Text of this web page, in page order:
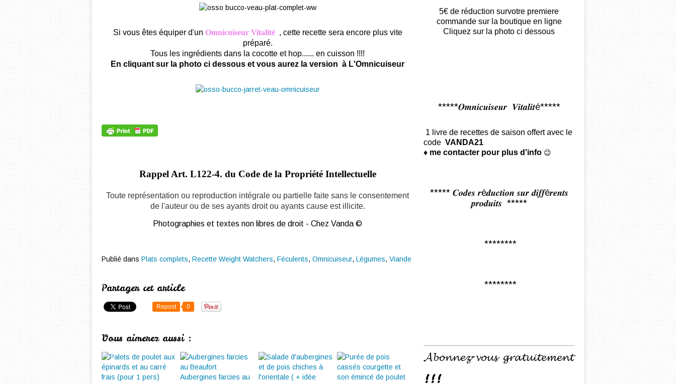
Si vous êtes équiper d'un Omnicuiseur Vitalité , cette recette sera encore plus vite
préparé.
Tous les ingrédients dans la cocotte et hop...... en cuisson !!!!
En cliquant sur la photo ci dessous et vous aurez la version à L'Omnicuiseur
Rappel Art. L122-4. du Code de la Propriété Intellectuelle
Toute représentation ou reproduction intégrale ou partielle faite sans le consentement
de l'auteur ou de ses ayants droit ou ayants cause est illicite.
Photographies et textes non libres de droit - Chez Vanda ©
Publié dans Plats complets, Recette Weight Watchers, Féculents, Omnicuiseur, Légumes, Viande
Partager cet article
Repost 0
Vous aimerez aussi :
Aubergines farcies au
5€ de réduction survotre premiere
commande sur la boutique en ligne
Cliquez sur la photo ci dessous
*****𝑶𝒎𝒏𝒊𝒄𝒖𝒊𝒔𝒆𝒖𝒓 𝑽𝒊𝒕𝒂𝒍𝒊𝒕é*****
1 livre de recettes de saison offertavec le
code VANDA21
♦ me contacter pour plus d'info 😉
***** 𝑪𝒐𝒅𝒆𝒔 𝒓é𝒅𝒖𝒄𝒕𝒊𝒐𝒏 𝒔𝒖𝒓 𝒅𝒊𝒇𝒇é𝒓𝒆𝒏𝒕𝒔
𝒑𝒓𝒐𝒅𝒖𝒊𝒕𝒔 *****
********
********
𝓐𝓫𝓸𝓷𝓷𝓮𝔃-𝓿𝓸𝓾𝓼 𝓰𝓻𝓪𝓽𝓾𝓲𝓽𝓮𝓶𝓮𝓷𝓽
!!!